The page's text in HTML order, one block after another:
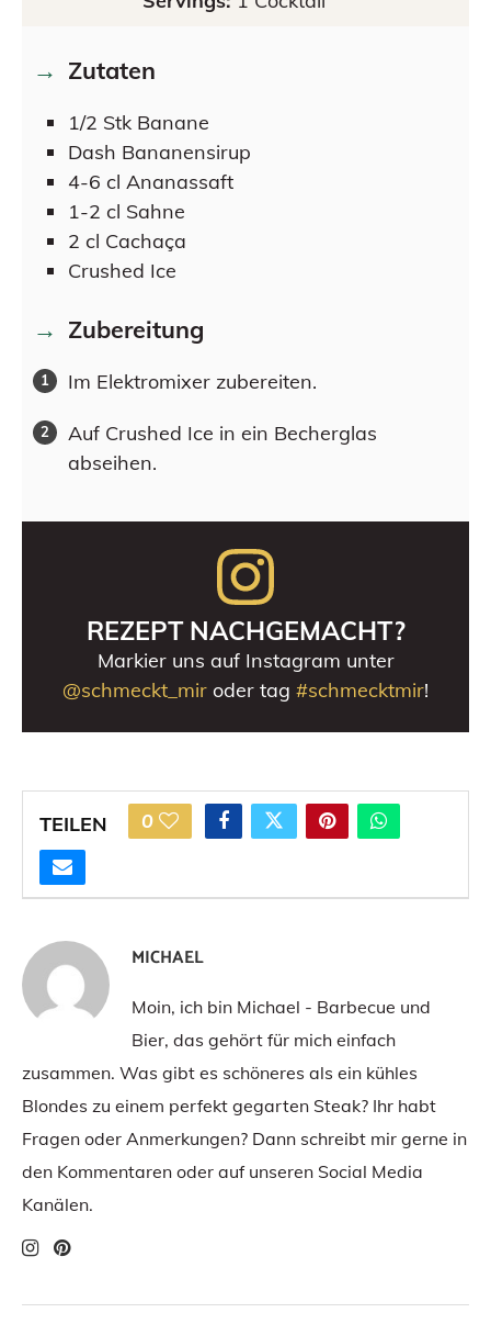
Zutaten
1/2 Stk Banane
Dash Bananensirup
4-6 cl Ananassaft
1-2 cl Sahne
2 cl Cachaça
Crushed Ice
Zubereitung
Im Elektromixer zubereiten.
Auf Crushed Ice in ein Becherglas
abseihen.
REZEPT NACHGEMACHT?
Markier uns auf Instagram unter
@schmeckt_mir oder tag #schmecktmir!
TEILEN 0
MICHAEL
Moin, ich bin Michael - Barbecue und
Bier, das gehört für mich einfach
zusammen. Was gibt es schöneres als ein kühles
Blondes zu einem perfekt gegarten Steak? Ihr habt
Fragen oder Anmerkungen? Dann schreibt mir gerne in
den Kommentaren oder auf unseren Social Media
Kanälen.